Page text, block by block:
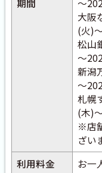
期間
～
大
(火)
松
～
新潟
～
札幌
(木)
※店
ざい
利用料金
お一